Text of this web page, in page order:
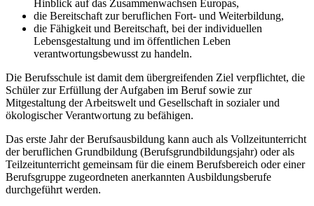
Hinblick auf das Zusammenwachsen Europas,
die Bereitschaft zur beruflichen Fort- und Weiterbildung,
die Fähigkeit und Bereitschaft, bei der individuellen
Lebensgestaltung und im öffentlichen Leben
verantwortungsbewusst zu handeln.
Die Berufsschule ist damit dem übergreifenden Ziel verpflichtet, die
Schüler zur Erfüllung der Aufgaben im Beruf sowie zur
Mitgestaltung der Arbeitswelt und Gesellschaft in sozialer und
ökologischer Verantwortung zu befähigen.
Das erste Jahr der Berufsausbildung kann auch als Vollzeitunterricht
der beruflichen Grundbildung (Berufsgrundbildungsjahr) oder als
Teilzeitunterricht gemeinsam für die einem Berufsbereich oder einer
Berufsgruppe zugeordneten anerkannten Ausbildungsberufe
durchgeführt werden.